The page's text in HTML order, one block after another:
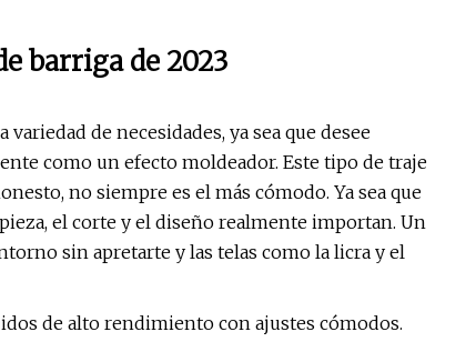
barriga de 2023
de necesidades, ya sea que desee
como un efecto moldeador. Este tipo de traje
no siempre es el más cómodo. Ya sea que
el corte y el diseño realmente importan. Un
sin apretarte y las telas como la licra y el
de alto rendimiento con ajustes cómodos.